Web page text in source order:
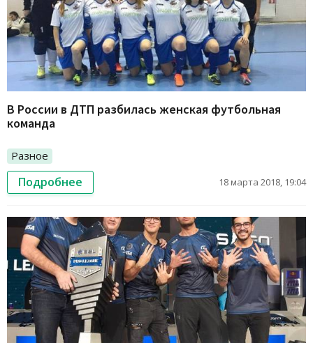
В России в ДТП разбилась женская футбольная
команда
Разное
Подробнее 18 марта 2018, 19:04